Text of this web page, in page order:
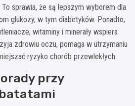
sprawia, że są lepszym wyborem dla
glukozy, w tym diabetyków. Ponadto,
witaminy i minerały wspiera
zdrowiu oczu, pomaga w utrzymaniu
ryzyko chorób przewlekłych.
przy